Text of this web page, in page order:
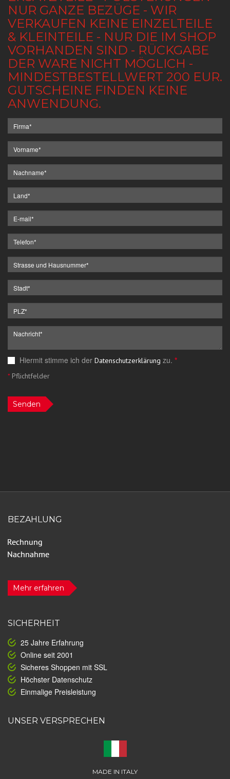
NUR GANZE BEZÜGE - WIR
VERKAUFEN KEINE EINZELTEILE
& KLEINTEILE - NUR DIE IM SHOP
VORHANDEN SIND - RÜCKGABE
DER WARE NICHT MÖGLICH -
MINDESTBESTELLWERT 200 EUR.
GUTSCHEINE FINDEN KEINE
ANWENDUNG.
Hiermit stimme ich der Datenschutzerklärung zu. *
*Pflichtfelder
Senden
BEZAHLUNG
Mehr erfahren
SICHERHEIT
25 Jahre Erfahrung
Online seit 2001
Sicheres Shoppen mit SSL
Höchster Datenschutz
Einmalige Preisleistung
UNSER VERSPRECHEN
MADE IN ITALY